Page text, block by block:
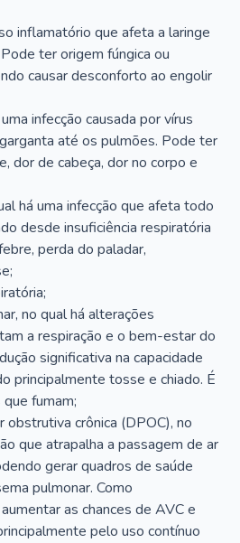
inflamatório que afeta a laringe
ter origem fúngica ou
causar desconforto ao engolir
infecção causada por vírus
até os pulmões. Pode ter
dor de cabeça, dor no corpo e
há uma infecção que afeta todo
desde insuficiência respiratória
perda do paladar,
no qual há alterações
a respiração e o bem-estar do
significativa na capacidade
principalmente tosse e chiado. É
fumam;
obstrutiva crônica (DPOC), no
que atrapalha a passagem de ar
gerar quadros de saúde
pulmonar. Como
as chances de AVC e
pelo uso contínuo